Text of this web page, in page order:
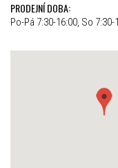
PRODEJNÍ DOBA:
Po-Pá 7:30-16:00, So 7:30-